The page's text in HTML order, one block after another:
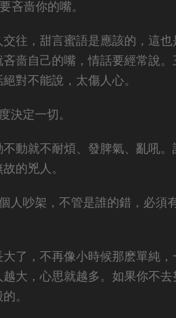
吝啬你的嘴。
交往，甜言蜜語是應該的，這
吝啬自己的嘴，情話要經常說
對不能說，太傷人心。
決定一切。
不動就不耐煩、發脾氣、亂吼
的兇人。
人吵架，不管是誰的錯，必須
大了，不再像小時候那麽單純
越大，心思就越多。如果你不
。